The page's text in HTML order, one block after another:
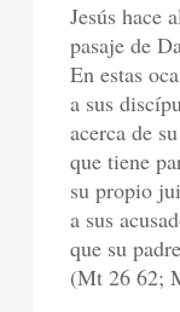
Jesús hace
pasaje de
En estas
a sus
acerca de
que tiene
su propio
a sus
que su
(Mt 26 62;